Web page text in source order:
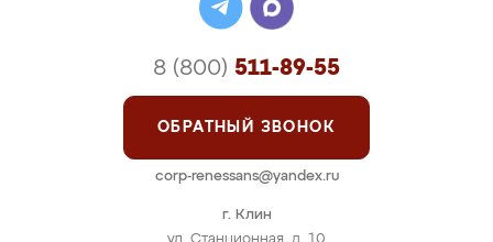
г. Клин
8 (800) 511-89-55
ОБРАТНЫЙ ЗВОНОК
corp-renessans@yandex.ru